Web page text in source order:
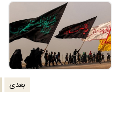
بعدی